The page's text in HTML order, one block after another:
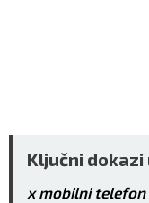
Ključni dokazi
x mobilni telefon